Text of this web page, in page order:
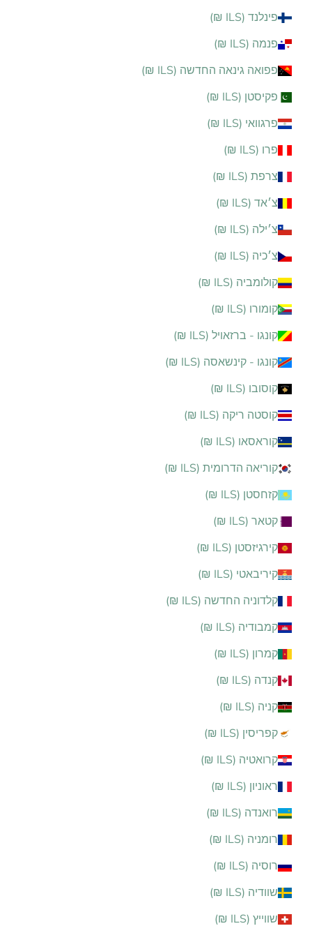
פינלנד (ILS ₪)
פנמה (ILS ₪)
פפואה גינאה החדשה (ILS ₪)
פקיסטן (ILS ₪)
פרגוואי (ILS ₪)
פרו (ILS ₪)
צרפת (ILS ₪)
צ׳אד (ILS ₪)
צ׳ילה (ILS ₪)
צ׳כיה (ILS ₪)
קולומביה (ILS ₪)
קומורו (ILS ₪)
קונגו - ברזאויל (ILS ₪)
קונגו - קינשאסה (ILS ₪)
קוסובו (ILS ₪)
קוסטה ריקה (ILS ₪)
קוראסאו (ILS ₪)
קוריאה הדרומית (ILS ₪)
קזחסטן (ILS ₪)
קטאר (ILS ₪)
קירגיזסטן (ILS ₪)
קיריבאטי (ILS ₪)
קלדוניה החדשה (ILS ₪)
קמבודיה (ILS ₪)
קמרון (ILS ₪)
קנדה (ILS ₪)
קניה (ILS ₪)
קפריסין (ILS ₪)
קרואטיה (ILS ₪)
ראוניון (ILS ₪)
רואנדה (ILS ₪)
רומניה (ILS ₪)
רוסיה (ILS ₪)
שוודיה (ILS ₪)
שווייץ (ILS ₪)